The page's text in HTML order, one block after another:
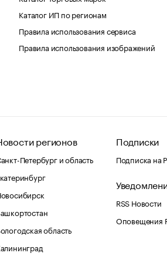
Каталог ИП по регионам
Правила использования сервиса
Правила использования изображений
регионов
Петербург и область
область
Подписки
Подписка на
RSS Новости
Оповещения